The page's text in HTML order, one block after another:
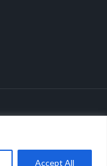
Accept All